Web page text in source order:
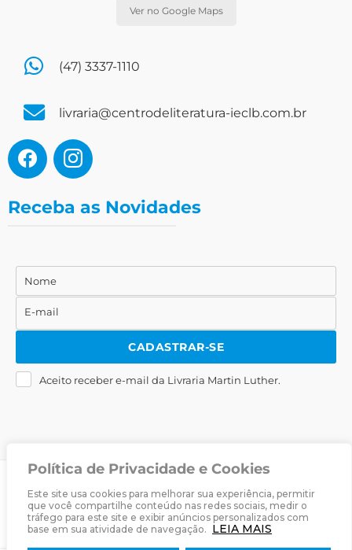
Política de Privacidade e Cookies
Este site usa cookies para melhorar sua experiência, permitir
que você compartilhe conteúdo nas redes sociais, medir o
tráfego para este site e exibir anúncios personalizados com
base em sua atividade de navegação. LEIA MAIS
Ver no Google Maps
(47) 3337-1110
livraria@centrodeliteratura-ieclb.com.br
Receba as Novidades
Nome
Nome
E-
mail
E-mail
CADASTRAR-SE
Aceito receber e-mail da Livraria Martin Luther.
© 2025 Livraria Martin Luther · Desenvolvido porZwei Arts.
Sobre Livraria Política de Privacidade Termos & Condições